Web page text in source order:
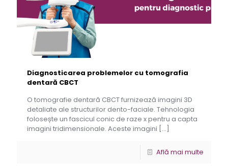
Diagnosticarea problemelor cu tomografia
dentară CBCT
O tomografie dentară CBCT furnizează imagini 3D
detaliate ale structurilor dento-faciale. Tehnologia
folosește un fascicul conic de raze x pentru a capta
imagini tridimensionale. Aceste imagini […]
Află mai multe